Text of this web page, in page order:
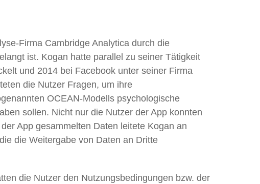
Firma Cambridge Analytica durch die
ist. Kogan hatte parallel zu seiner Tätigkeit
und 2014 bei Facebook unter seiner Firma
die Nutzer Fragen, um ihre
OCEAN-Modells psychologische
sollen. Nicht nur die Nutzer der App konnten
App gesammelten Daten leitete Kogan an
die Weitergabe von Daten an Dritte
die Nutzer den Nutzungsbedingungen bzw. der